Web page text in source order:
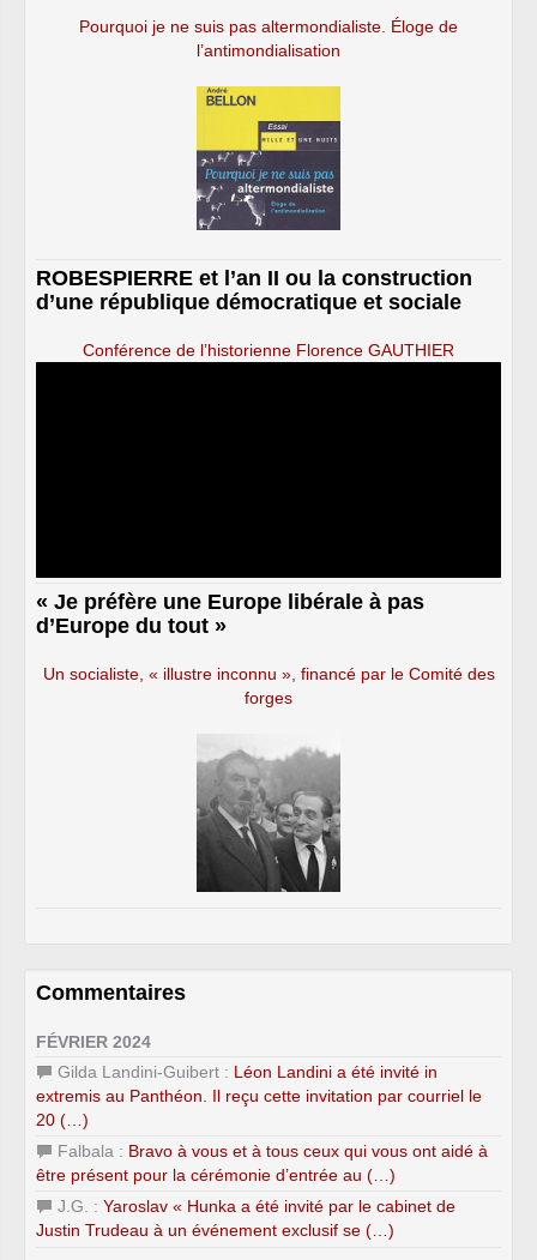
Pourquoi je ne suis pas altermondialiste. Éloge de
l’antimondialisation
ROBESPIERRE et l’an II ou la construction
d’une république démocratique et sociale
Conférence de l’historienne Florence GAUTHIER
« Je préfère une Europe libérale à pas
d’Europe du tout »
Un socialiste, « illustre inconnu », financé par le Comité des
forges
Commentaires
FÉVRIER 2024
Gilda Landini-Guibert : Léon Landini a été invité in
extremis au Panthéon. Il reçu cette invitation par courriel le
20 (…)
Falbala : Bravo à vous et à tous ceux qui vous ont aidé à
être présent pour la cérémonie d’entrée au (…)
J.G. : Yaroslav « Hunka a été invité par le cabinet de
Justin Trudeau à un événement exclusif se (…)